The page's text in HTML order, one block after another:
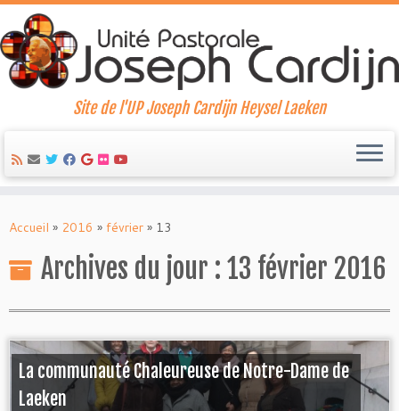
to
Site de l'UP Joseph Cardijn Heysel Laeken
Accueil » 2016 » février » 13
Archives du jour : 13 février 2016
La communauté Chaleureuse de Notre-Dame de
Laeken